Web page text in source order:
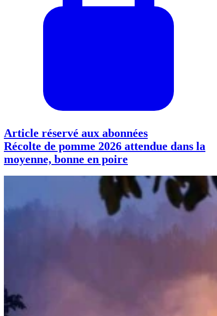
Article réservé aux abonnées
Récolte de pomme 2026 attendue dans la
moyenne, bonne en poire